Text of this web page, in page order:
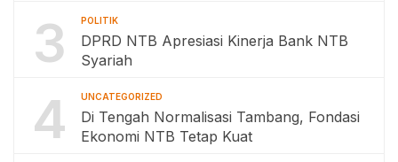
3 POLITIK
DPRD NTB Apresiasi Kinerja Bank NTB
Syariah
4 UNCATEGORIZED
Di Tengah Normalisasi Tambang, Fondasi
Ekonomi NTB Tetap Kuat